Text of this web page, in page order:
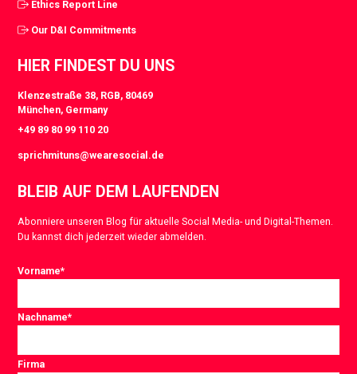
Ethics Report Line
Our D&I Commitments
HIER FINDEST DU UNS
Klenzestraße 38, RGB, 80469
München, Germany
+49 89 80 99 110 20
sprichmituns@wearesocial.de
BLEIB AUF DEM LAUFENDEN
Abonniere unseren Blog für aktuelle Social Media- und Digital-Themen.
Du kannst dich jederzeit wieder abmelden.
Vorname*
Nachname*
Firma